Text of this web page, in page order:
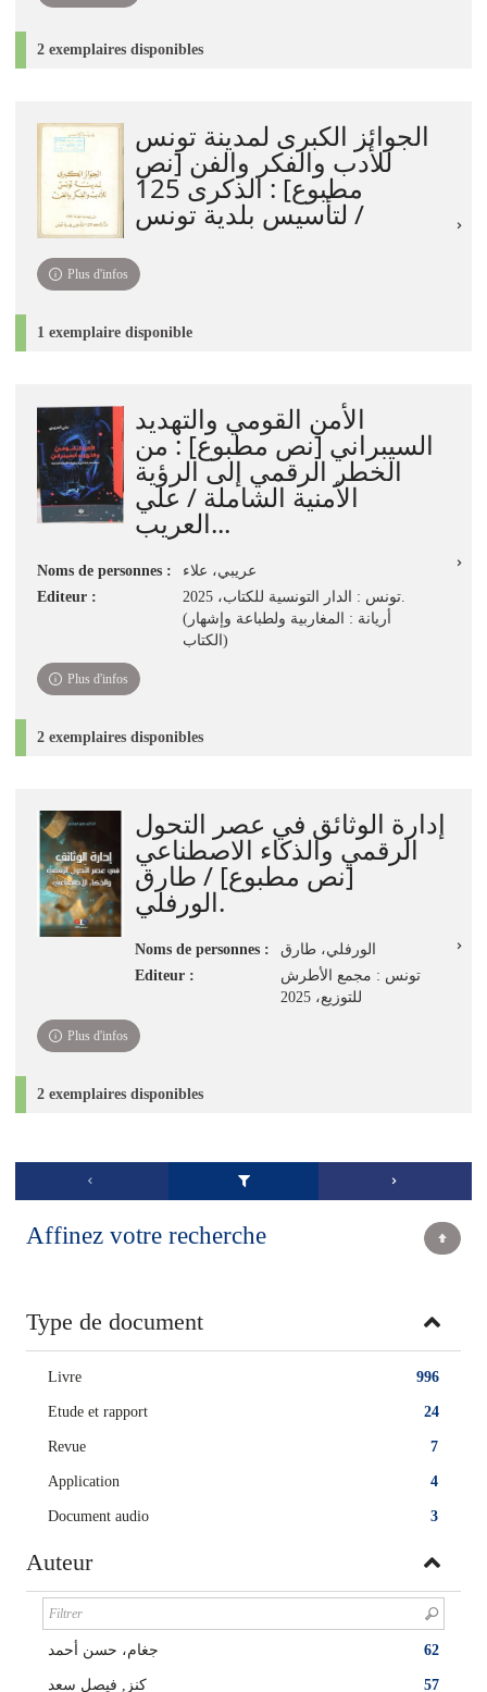
2 exemplaires disponibles
الجوائز الكبرى لمدينة تونس
للأدب والفكر والفن [نص
مطبوع] : الذكرى 125
لتأسيس بلدية تونس /
Plus d'infos
1 exemplaire disponible
الأمن القومي والتهديد
السيبراني [نص مطبوع] : من
الخطر الرقمي إلى الرؤية
الأمنية الشاملة / علي
العريب...
Noms de personnes :
عريبي، علاء
Editeur :
تونس : الدار التونسية للكتاب، 2025.
(أريانة : المغاربية ولطباعة وإشهار
الكتاب)
Plus d'infos
2 exemplaires disponibles
إدارة الوثائق في عصر التحول
الرقمي والذكاء الاصطناعي
[نص مطبوع] / طارق
الورفلي.
Noms de personnes :
الورفلي، طارق
Editeur :
تونس : مجمع الأطرش
للتوزيع، 2025
Plus d'infos
2 exemplaires disponibles
Affinez votre recherche
Type de document
996
Livre
24
Etude et rapport
7
Revue
4
Application
3
Document audio
Auteur
62 جغام، حسن أحمد
57 كنز, فيصل سعد